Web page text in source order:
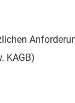
KAGB)